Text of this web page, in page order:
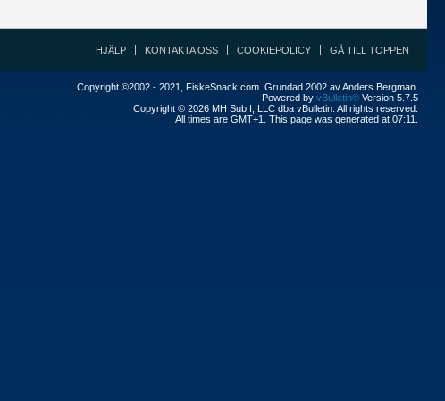
HJÄLP KONTAKTA OSS COOKIEPOLICY GÅ TILL TOPPEN
Copyright ©2002 - 2021, FiskeSnack.com. Grundad 2002 av Anders Bergman.
Powered by vBulletin® Version 5.7.5
Copyright © 2026 MH Sub I, LLC dba vBulletin. All rights reserved.
All times are GMT+1. This page was generated at 07:11.